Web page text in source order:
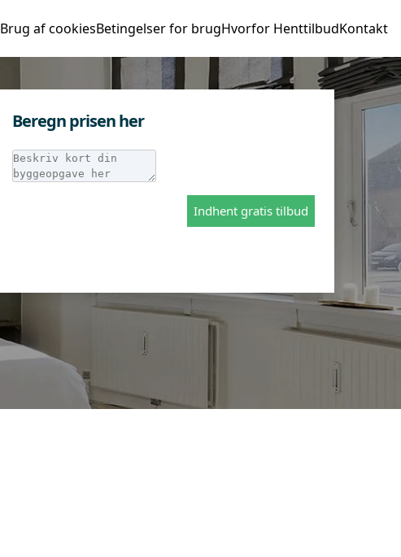
Brug af cookiesBetingelser for brugHvorfor HenttilbudKontakt
Beregn prisen her
Indhent gratis tilbud